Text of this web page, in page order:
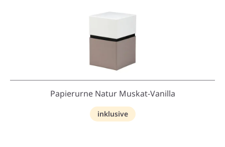
Papierurne Natur Muskat-Vanilla
inklusive